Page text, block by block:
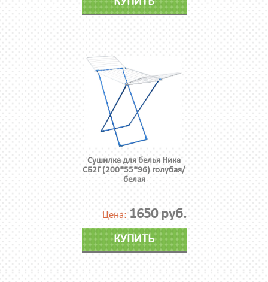
Сушилка для белья Ника
СБ2Г (200*55*96) голубая/
белая
Цена: 1650 руб.
КУПИТЬ